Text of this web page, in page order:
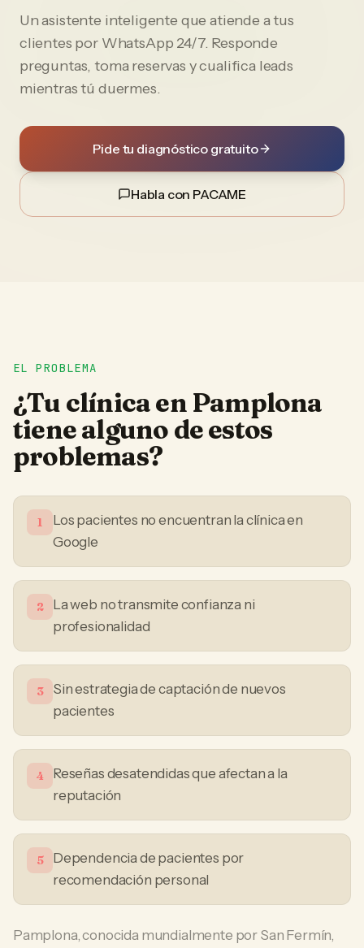
Un asistente inteligente que atiende a tus
clientes por WhatsApp 24/7. Responde
preguntas, toma reservas y cualifica leads
mientras tú duermes.
Pide tu diagnóstico gratuito
Habla con PACAME
EL PROBLEMA
¿Tu clínicaen Pamplona
tiene alguno de estos
problemas?
1
Los pacientes no encuentran la clínica en
Google
2
La web no transmite confianza ni
profesionalidad
3
Sin estrategia de captación de nuevos
pacientes
4
Reseñas desatendidas que afectan a la
reputación
5
Dependencia de pacientes por
recomendación personal
Pamplona, conocida mundialmente por San Fermín,